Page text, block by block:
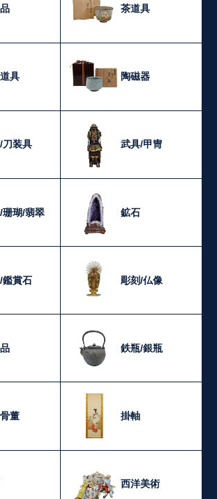
茶道具
具 陶磁器
刀装具 武具/甲冑
珊瑚/翡翠 鉱石
鑑賞石 彫刻/仏像
鉄瓶/銀瓶
董 掛軸
西洋美術